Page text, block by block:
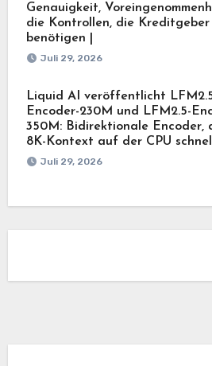
Genauigkeit,
die Kontrollen, die
benötigen |
Juli 29, 2026
Liquid AI veröffentlicht
Encoder-230M und LFM2.5-
350M: Bidirektionale Encoder,
8K-Kontext auf der CPU
Juli 29, 2026